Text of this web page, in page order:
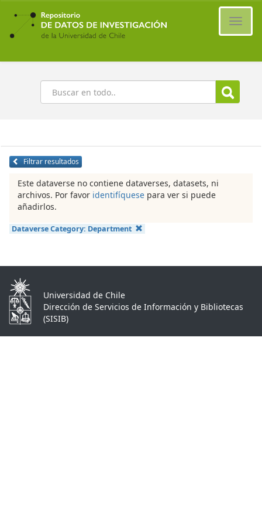
Ir
contenido
principal
Buscar
Filtrar resultados
Este dataverse no contiene dataverses, datasets, ni
archivos. Por favor identifíquese para ver si puede
añadirlos.
Dataverse Category: Department
Universidad de Chile
Dirección de Servicios de Información y Bibliotecas
(SISIB)